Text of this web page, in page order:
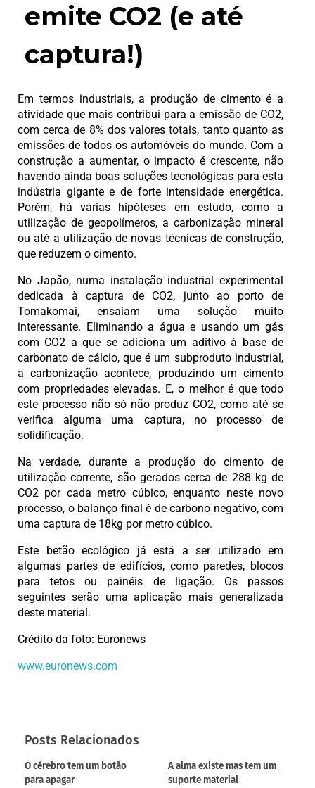
emite CO2 (e até
captura!)
Em termos industriais, a produção de cimento é a
atividade que mais contribui para a emissão de CO2,
com cerca de 8% dos valores totais, tanto quanto as
emissões de todos os automóveis do mundo. Com a
construção a aumentar, o impacto é crescente, não
havendo ainda boas soluções tecnológicas para esta
indústria gigante e de forte intensidade energética.
Porém, há várias hipóteses em estudo, como a
utilização de geopolímeros, a carbonização mineral
ou até a utilização de novas técnicas de construção,
que reduzem o cimento.
No Japão, numa instalação industrial experimental
dedicada à captura de CO2, junto ao porto de
Tomakomai, ensaiam uma solução muito
interessante. Eliminando a água e usando um gás
com CO2 a que se adiciona um aditivo à base de
carbonato de cálcio, que é um subproduto industrial,
a carbonização acontece, produzindo um cimento
com propriedades elevadas. E, o melhor é que todo
este processo não só não produz CO2, como até se
verifica alguma uma captura, no processo de
solidificação.
Na verdade, durante a produção do cimento de
utilização corrente, são gerados cerca de 288 kg de
CO2 por cada metro cúbico, enquanto neste novo
processo, o balanço final é de carbono negativo, com
uma captura de 18kg por metro cúbico.
Este betão ecológico já está a ser utilizado em
algumas partes de edifícios, como paredes, blocos
para tetos ou painéis de ligação. Os passos
seguintes serão uma aplicação mais generalizada
deste material.
Crédito da foto: Euronews
www.euronews.com
Posts Relacionados
O cérebro tem um botão
para apagar
A alma existe mas tem um
suporte material